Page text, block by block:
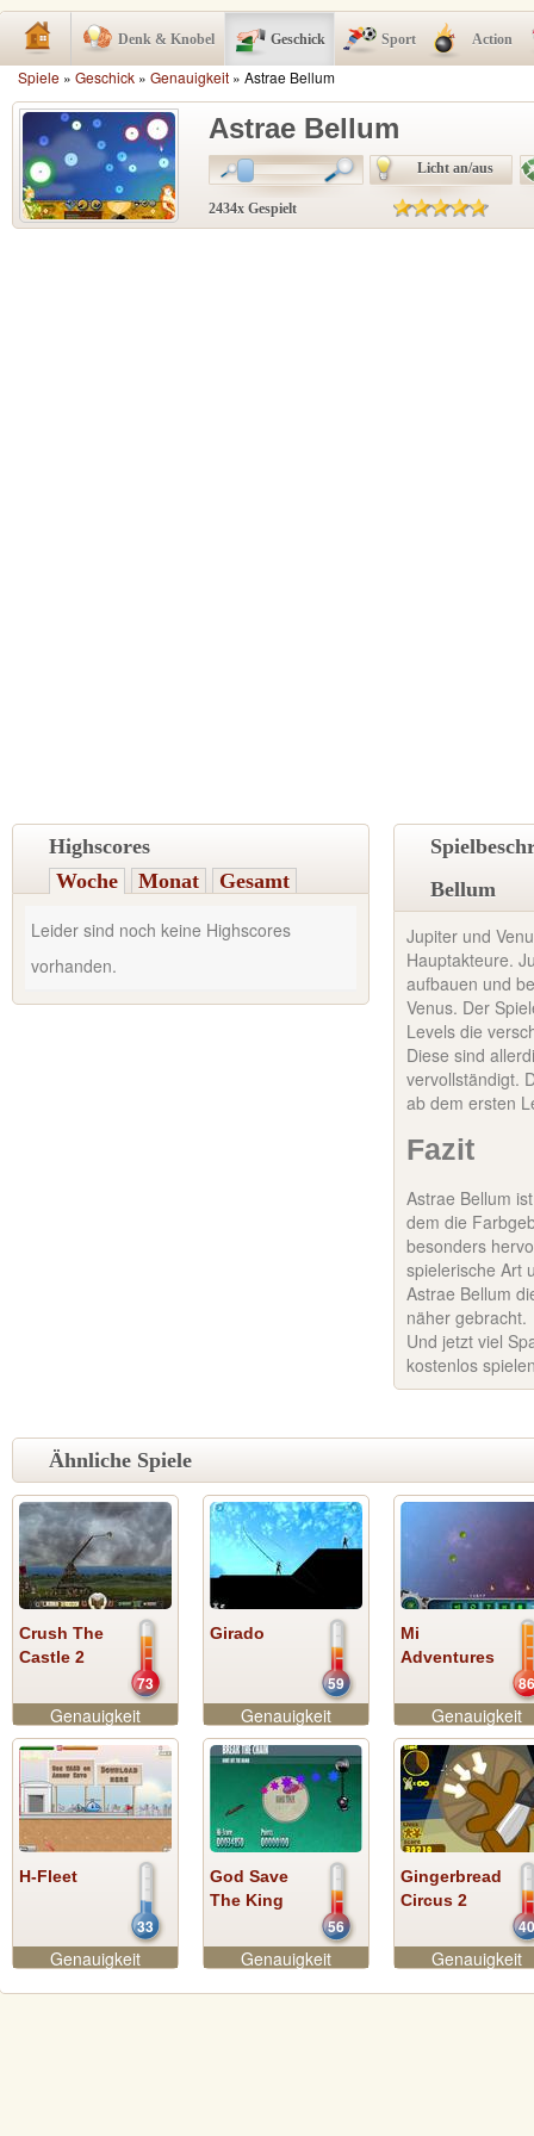
Denk & Knobel Geschick Sport Action
Spiele » Geschick » Genauigkeit » Astrae Bellum
Astrae Bellum
Licht an/aus
2434x Gespielt
Highscores
Woche
Monat Gesamt
Leider sind noch keine Highscores
vorhanden.
Bellum
Jupiter und
Hauptakteure.
aufbauen und
Venus. Der
Levels die
Diese sind
vervollständigt.
ab dem ersten
Fazit
Astrae Bellum
dem die
besonders
spielerische Art
Astrae Bellum
näher gebracht.
Und jetzt viel
kostenlos
Ähnliche Spiele
Crush The
Castle 2
73
Genauigkeit
Girado
59
Genauigkeit
Mi
Adventures
86
Genauigkeit
H-Fleet
33
Genauigkeit
God Save
The King
56
Genauigkeit
Gingerbread
Circus 2
40
Genauigkeit